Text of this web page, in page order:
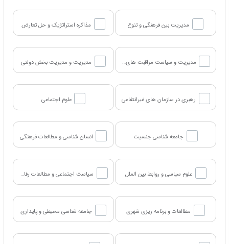
مدیریت بین فرهنگی و تنوع مذاکره استراتژیک و حل تعارض
مدیریت و سیاست مراقبت های بهداشتی مدیریت و مدیریت بخش دولتی
رهبری در سازمان های غیرانتفاعی علوم اجتماعی
جامعه شناسی جنسیت انسان شناسی و مطالعات فرهنگی
علوم سیاسی و روابط بین الملل سیاست اجتماعی و مطالعات رفاهی
مطالعات و برنامه ریزی شهری جامعه شناسی محیطی و پایداری